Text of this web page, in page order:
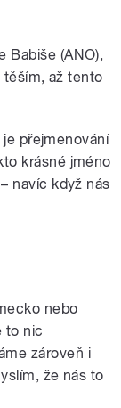
Babiše (ANO),
těším, až tento
přejmenování
krásné jméno
navíc když nás
nebo
to nic
zároveň i
že nás to